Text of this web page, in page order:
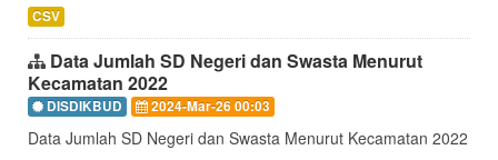
CSV
Data Jumlah SD Negeri dan Swasta Menurut
Kecamatan 2022
DISDIKBUD 2024-Mar-26 00:03
Data Jumlah SD Negeri dan Swasta Menurut Kecamatan 2022